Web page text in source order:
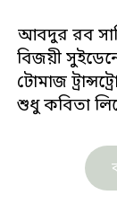
আবদুর রব
বিজয়ী
টোমাজ
শুধু কবিতা